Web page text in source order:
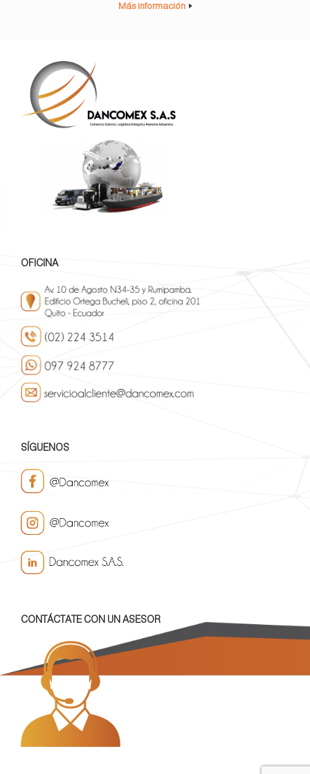
Más información
OFICINA
SÍGUENOS
CONTÁCTATE CON UN ASESOR